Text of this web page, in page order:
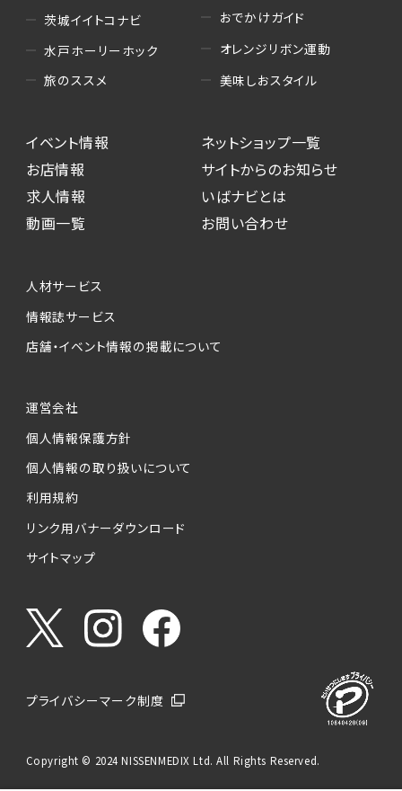
茨城イイトコナビ
水戸ホーリーホック
旅のススメ
おでかけガイド
オレンジリボン運動
美味しおスタイル
イベント情報
お店情報
求人情報
動画一覧
ネットショップ一覧
サイトからのお知らせ
いばナビとは
お問い合わせ
人材サービス
情報誌サービス
店舗・イベント情報の掲載について
運営会社
個人情報保護方針
個人情報の取り扱いについて
利用規約
リンク用バナーダウンロード
サイトマップ
プライバシーマーク制度
Copyright © 2024 NISSENMEDIX Ltd. All Rights Reserved.